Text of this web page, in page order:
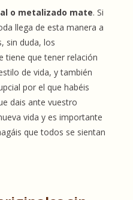
o metalizado mate. Si
llega de esta manera a
sin duda, los
tiene que tener relación
de vida, y también
por el que habéis
dais ante vuestro
vida y es importante
que todos se sientan